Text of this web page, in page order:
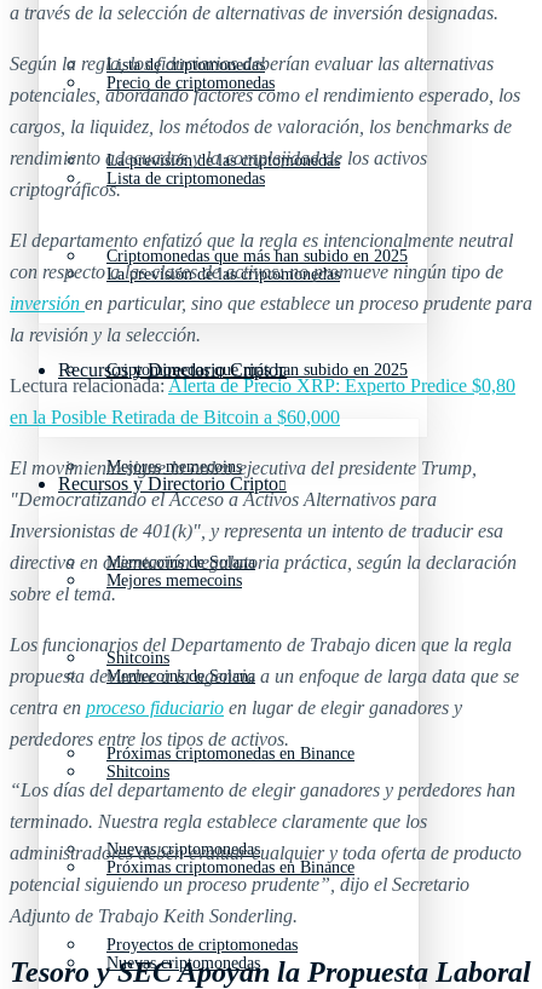
Lista de criptomonedas
La previsión de las criptomonedas
Criptomonedas que más han subido en 2025
Recursos y Directorio Cripto
Mejores memecoins
Memecoins de Solana
Shitcoins
Próximas criptomonedas en Binance
Nuevas criptomonedas
Proyectos de criptomonedas
Precio de criptomonedas
Lista de criptomonedas
La previsión de las criptomonedas
Criptomonedas que más han subido en 2025
Recursos y Directorio Cripto
Mejores memecoins
Memecoins de Solana
Shitcoins
Próximas criptomonedas en Binance
Nuevas criptomonedas
a través de la selección de alternativas de inversión designadas.
Según la regla, los fiduciarios deberían evaluar las alternativas
potenciales, abordando factores como el rendimiento esperado, los
cargos, la liquidez, los métodos de valoración, los benchmarks de
rendimiento adecuados y la complejidad de los activos
criptográficos.
El departamento enfatizó que la regla es intencionalmente neutral
con respecto a las clases de activos: no promueve ningún tipo de
inversión en particular, sino que establece un proceso prudente para
la revisión y la selección.
Lectura relacionada:Alerta de Precio XRP: Experto Predice $0,80
en la Posible Retirada de Bitcoin a $60,000
El movimiento sigue la orden ejecutiva del presidente Trump,
"Democratizando el Acceso a Activos Alternativos para
Inversionistas de 401(k)", y representa un intento de traducir esa
directiva en orientación regulatoria práctica, según la declaración
sobre el tema.
Los funcionarios del Departamento de Trabajo dicen que la regla
propuesta devuelve a la agencia a un enfoque de larga data que se
centra en proceso fiduciario en lugar de elegir ganadores y
perdedores entre los tipos de activos.
“Los días del departamento de elegir ganadores y perdedores han
terminado. Nuestra regla establece claramente que los
administradores deben evaluar cualquier y toda oferta de producto
potencial siguiendo un proceso prudente”, dijo el Secretario
Adjunto de Trabajo Keith Sonderling.
Tesoro y SEC Apoyan la Propuesta Laboral